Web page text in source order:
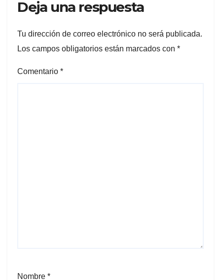
Deja una respuesta
Tu dirección de correo electrónico no será publicada.
Los campos obligatorios están marcados con *
Comentario *
Nombre *